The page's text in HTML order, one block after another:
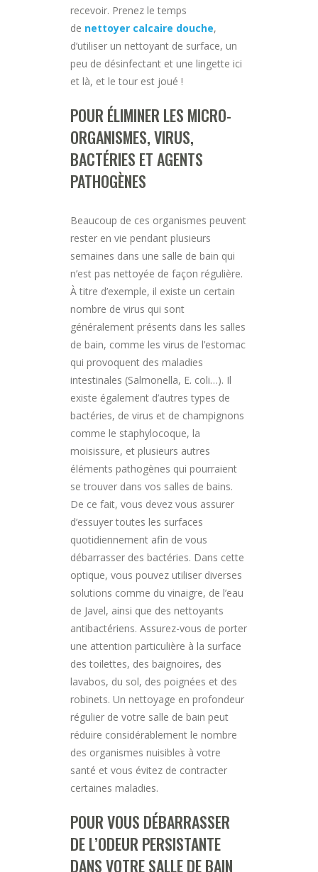
recevoir. Prenez le temps
de nettoyer calcaire douche,
d’utiliser un nettoyant de surface, un
peu de désinfectant et une lingette ici
et là, et le tour est joué !
POUR ÉLIMINER LES MICRO-
ORGANISMES, VIRUS,
BACTÉRIES ET AGENTS
PATHOGÈNES
Beaucoup de ces organismes peuvent
rester en vie pendant plusieurs
semaines dans une salle de bain qui
n’est pas nettoyée de façon régulière.
À titre d’exemple, il existe un certain
nombre de virus qui sont
généralement présents dans les salles
de bain, comme les virus de l’estomac
qui provoquent des maladies
intestinales (Salmonella, E. coli…). Il
existe également d’autres types de
bactéries, de virus et de champignons
comme le staphylocoque, la
moisissure, et plusieurs autres
éléments pathogènes qui pourraient
se trouver dans vos salles de bains.
De ce fait, vous devez vous assurer
d’essuyer toutes les surfaces
quotidiennement afin de vous
débarrasser des bactéries. Dans cette
optique, vous pouvez utiliser diverses
solutions comme du vinaigre, de l’eau
de Javel, ainsi que des nettoyants
antibactériens. Assurez-vous de porter
une attention particulière à la surface
des toilettes, des baignoires, des
lavabos, du sol, des poignées et des
robinets. Un nettoyage en profondeur
régulier de votre salle de bain peut
réduire considérablement le nombre
des organismes nuisibles à votre
santé et vous évitez de contracter
certaines maladies.
POUR VOUS DÉBARRASSER
DE L’ODEUR PERSISTANTE
DANS VOTRE SALLE DE BAIN